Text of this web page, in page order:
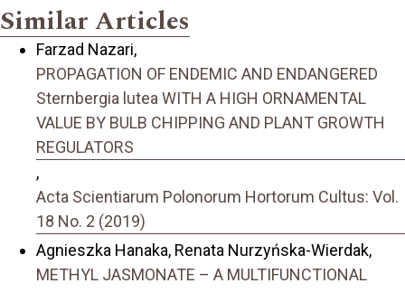
Similar Articles
Farzad Nazari,
PROPAGATION OF ENDEMIC AND ENDANGERED
Sternbergia lutea WITH A HIGH ORNAMENTAL
VALUE BY BULB CHIPPING AND PLANT GROWTH
REGULATORS
,
Acta Scientiarum Polonorum Hortorum Cultus: Vol.
18 No. 2 (2019)
Agnieszka Hanaka, Renata Nurzyńska-Wierdak,
METHYL JASMONATE – A MULTIFUNCTIONAL